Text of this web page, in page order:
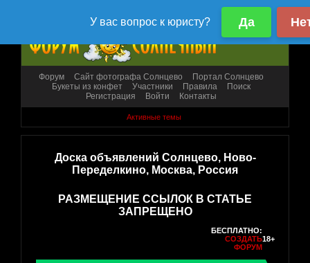
Форум Сайт фотографа Солнцево
Портал Солнцево
Букеты из конфет
Участники Правила
Поиск
Регистрация
Войти Контакты
Активные темы
Доска объявлений Солнцево, Ново-
Переделкино, Москва, Россия
РАЗМЕЩЕНИЕ ССЫЛОК В СТАТЬЕ
ЗАПРЕЩЕНО
БЕСПЛАТНО:
СОЗДАТЬ
ФОРУМ
18+